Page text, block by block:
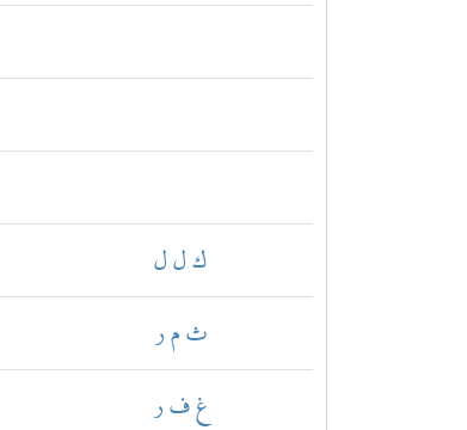
ك ل ل
ث م ر
غ ف ر